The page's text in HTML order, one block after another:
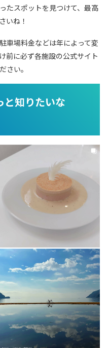
たスポットを見つけて、最高
いね！
車場料金などは年によって変
前に必ず各施設の公式サイト
さい。
と知りたいな